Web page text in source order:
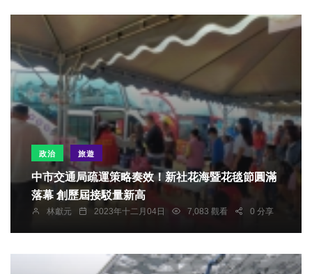
政治 旅遊
中市交通局疏運策略奏效！新社花海暨花毯節圓滿
落幕 創歷屆接駁量新高
林獻元 2023年十二月04日 7,083 觀看 0 分享